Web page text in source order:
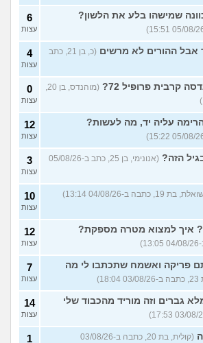
שמישהו בלע את הלשון? 6
עצות
אבל ההורים לא מרשים
(כ, בן 21, כתב
4
עצות
קרבית פרופיל 72?
(מוהנדס, בן 20,
0
עצות
עליה יד, מה לעשות? 12
עצות
הזה?
(אנונימי, בן 25, כתב ב-05/08/26
3
עצות
בת 19, כתבה ב-04/08/26 13:14) 10
עצות
איך למצוא מטרה מספקת? 12
עצות
פריקה ואשמח שתכתבו לי מה
7
עצות
גברים וזה מוריד מהכבוד שלי 14
עצות
(קולית, בת 20, כתבה ב-03/08/26 1